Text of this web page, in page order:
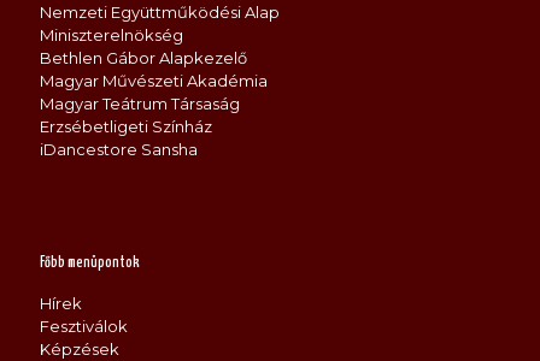
Nemzeti Együttműködési Alap
Miniszterelnökség
Bethlen Gábor Alapkezelő
Magyar Művészeti Akadémia
Magyar Teátrum Társaság
Erzsébetligeti Színház
iDancestore Sansha
Főbb menüpontok
Hírek
Fesztiválok
Képzések